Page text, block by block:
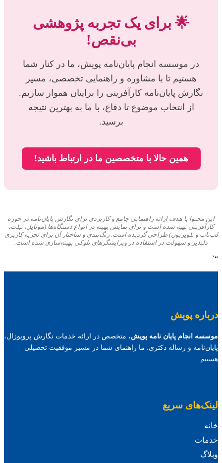
🌟 برای یک تجربه پژوهشی
بی‌نقص!
در موسسه انجام پایان‌نامه پویش، ما در کنار شما
هستیم تا با مشاوره و راهنمایی تخصصی، مسیر
نگارش پایان‌نامه کارآفرینی را برایتان هموار سازیم.
از انتخاب موضوع تا دفاع، با ما به بهترین نتیجه
برسید.
همین حالا با متخصصین ما در ارتباط باشید!
این محتوا با هدف ارائه راهنمایی جامع و کاربردی برای نگارش پایان‌نامه در حوزه
کارآفرینی تهیه شده است و برای نمایش بهینه در انواع دستگاه‌ها (موبایل، تبلت،
لپ‌تاپ و تلویزیون) طراحی گردیده است. رنگ‌بندی و ساختار آن برای تجربه کاربری
دلپذیر و سهولت در استفاده در ویرایشگرهای بلوکی بهینه‌سازی شده است.
“`
درباره پویش
موسسه انجام پایان نامه پویش، متخصص در ارائه خدمات نگارش پروپوزال،
پایان‌نامه و رساله دکتری. ما راهنمای شما در مسیر موفقیت تحصیلی
هستیم.
لینک‌های سریع
خانه
خدمات
وبلاگ